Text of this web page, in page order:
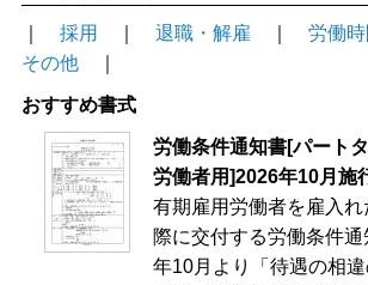
採用 退職・解雇 労働
その他
おすすめ書式
労働条件通知書[パート
労働者用]2026年10月施
有期雇用労働者を雇入れ
際に交付する労働条件
年10月より「待遇の相